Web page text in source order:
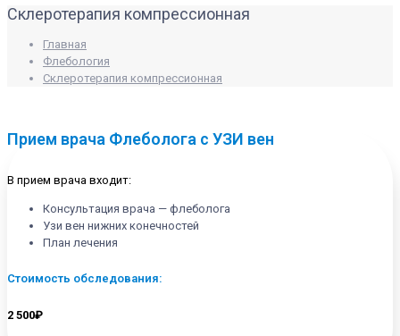
Склеротерапия компрессионная
Главная
Флебология
Склеротерапия компрессионная
Прием врача Флеболога с УЗИ вен
В прием врача входит:
Консультация врача — флеболога
Узи вен нижних конечностей
План лечения
Стоимость обследования:
2 500₽